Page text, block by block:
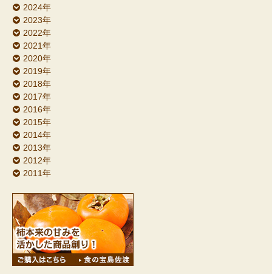
2024年
2023年
2022年
2021年
2020年
2019年
2018年
2017年
2016年
2015年
2014年
2013年
2012年
2011年